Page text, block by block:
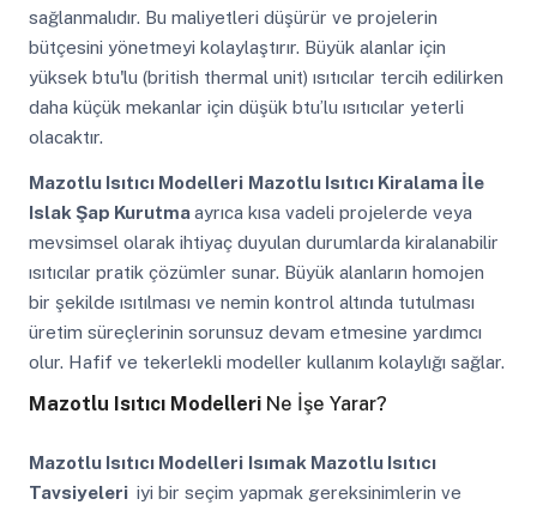
sağlanmalıdır. Bu maliyetleri düşürür ve projelerin
bütçesini yönetmeyi kolaylaştırır. Büyük alanlar için
yüksek btu'lu (british thermal unit) ısıtıcılar tercih edilirken
daha küçük mekanlar için düşük btu’lu ısıtıcılar yeterli
olacaktır.
Mazotlu Isıtıcı Modelleri Mazotlu Isıtıcı Kiralama İle
Islak Şap Kurutmaayrıca kısa vadeli projelerde veya
mevsimsel olarak ihtiyaç duyulan durumlarda kiralanabilir
ısıtıcılar pratik çözümler sunar. Büyük alanların homojen
bir şekilde ısıtılması ve nemin kontrol altında tutulması
üretim süreçlerinin sorunsuz devam etmesine yardımcı
olur. Hafif ve tekerlekli modeller kullanım kolaylığı sağlar.
Mazotlu Isıtıcı ModelleriNe İşe Yarar?
Mazotlu Isıtıcı Modelleri Isımak Mazotlu Isıtıcı
Tavsiyeleri iyi bir seçim yapmak gereksinimlerin ve